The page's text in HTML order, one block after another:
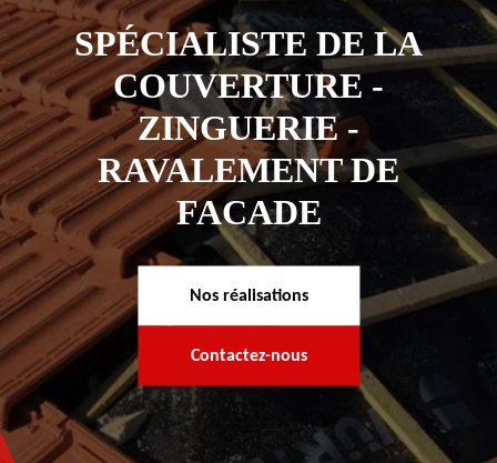
SPÉCIALISTE DE LA
COUVERTURE -
ZINGUERIE -
RAVALEMENT DE
FACADE
Nos réalisations
Contactez-nous